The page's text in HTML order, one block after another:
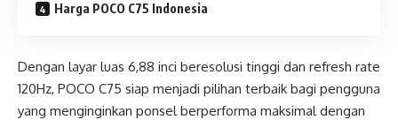
Harga POCO C75 Indonesia
Dengan layar luas 6,88 inci beresolusi tinggi dan refresh rate
120Hz, POCO C75 siap menjadi pilihan terbaik bagi pengguna
yang menginginkan ponsel berperforma maksimal dengan